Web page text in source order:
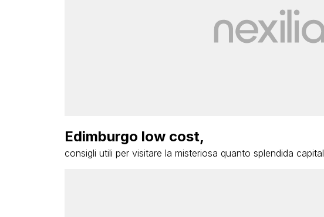
Edimburgo low cost,
consigli utili per visitare la misteriosa quanto splendida